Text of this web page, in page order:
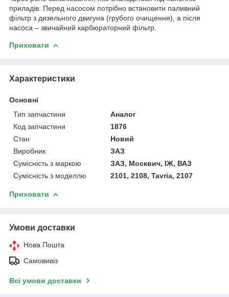
приладів. Перед насосом потрібно встановити паливний
фільтр з дизельного двигуна (грубого очищення), а після
насоса – звичайний карбюраторний фільтр.
Приховати
Характеристики
Основні
Тип запчастини
Аналог
Код запчастини
1876
Стан
Новий
Виробник
ЗАЗ
Сумісність з маркою
ЗАЗ, Москвич, ІЖ, ВАЗ
Сумісність з моделлю
2101, 2108, Tavria, 2107
Приховати
Умови доставки
Нова Пошта
Самовивіз
Всі умови доставки